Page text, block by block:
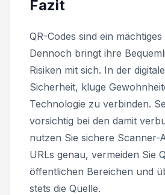
Fazit
QR-Codes sind ein
Dennoch bringt ihre
Risiken mit sich. In der
Sicherheit, kluge
Technologie zu verbinden.
vorsichtig bei den damit
nutzen Sie sichere Scanner-
URLs genau, vermeiden Sie
öffentlichen Bereichen und
stets die Quelle.